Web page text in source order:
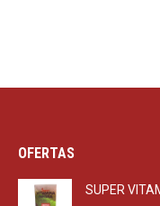
OFERTAS
SUPER